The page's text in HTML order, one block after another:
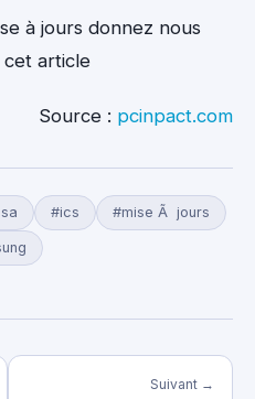
à jours donnez nous
cet article
Source : pcinpact.com
#ics #mise Ã jours
Suivant →